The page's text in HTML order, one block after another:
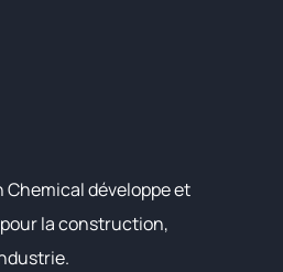
Chemical développe et
la construction,